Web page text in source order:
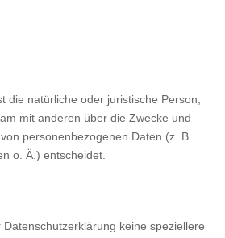
die natürliche oder juristische Person,
mit anderen über die Zwecke und
personenbezogenen Daten (z. B.
o. Ä.) entscheidet.
keine speziellere